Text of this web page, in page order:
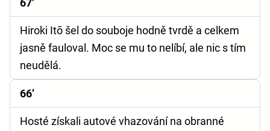
67’
Hiroki Itō šel do souboje hodně tvrdě a celkem
jasně fauloval. Moc se mu to nelíbí, ale nic s tím
neudělá.
66’
Hosté získali autové vhazování na obranné